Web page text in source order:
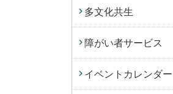
多文化共生
障がい者サービス
イベントカレンダー